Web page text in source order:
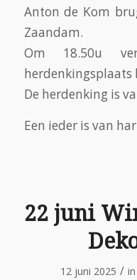
Anton de Kom
Zaandam.
Om 18.50u
De herdenking is
Een ieder is van
22 juni
12 juni 2025 / in